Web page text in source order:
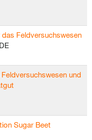
Feldversuchswesen
und
Sugar Beet